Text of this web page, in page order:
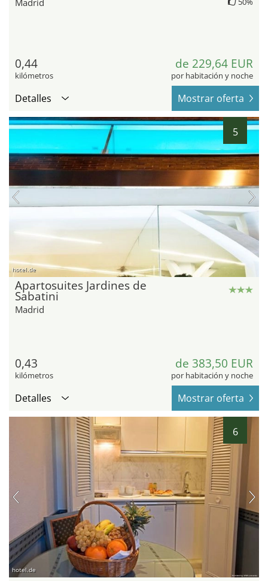
0,44
kilómetros
de 229,64 EUR
por habitación y noche
Detalles Mostrar oferta
5
hotel.de
Apartosuites Jardines de
Sabatini
Madrid
0,43
kilómetros
de 383,50 EUR
por habitación y noche
Detalles Mostrar oferta
6
hotel.de